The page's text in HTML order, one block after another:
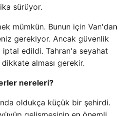
sürüyor.
mümkün. Bunun için Van'dan
gerekiyor. Ancak güvenlik
edildi. Tahran'a seyahat
alması gerekir.
nereleri?
oldukça küçük bir şehirdi.